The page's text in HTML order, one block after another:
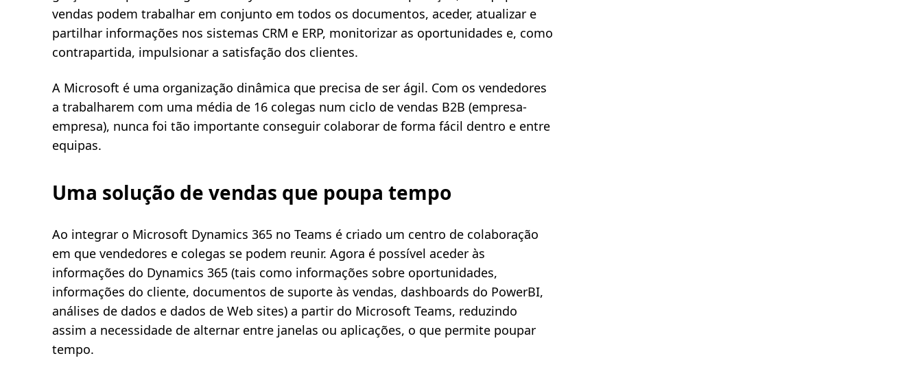
vendas podem trabalhar em conjunto em todos os documentos, aceder, atualizar e
partilhar informações nos sistemas CRM e ERP, monitorizar as oportunidades e, como
contrapartida, impulsionar a satisfação dos clientes.
A Microsoft é uma organização dinâmica que precisa de ser ágil. Com os vendedores
a trabalharem com uma média de 16 colegas num ciclo de vendas B2B (empresa-
empresa), nunca foi tão importante conseguir colaborar de forma fácil dentro e entre
equipas.
Uma solução de vendas que poupa tempo
Ao integrar o Microsoft Dynamics 365 no Teams é criado um centro de colaboração
em que vendedores e colegas se podem reunir. Agora é possível aceder às
informações do Dynamics 365 (tais como informações sobre oportunidades,
informações do cliente, documentos de suporte às vendas, dashboards do PowerBI,
análises de dados e dados de Web sites) a partir do Microsoft Teams, reduzindo
assim a necessidade de alternar entre janelas ou aplicações, o que permite poupar
tempo.